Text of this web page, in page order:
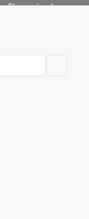
Florianópolis